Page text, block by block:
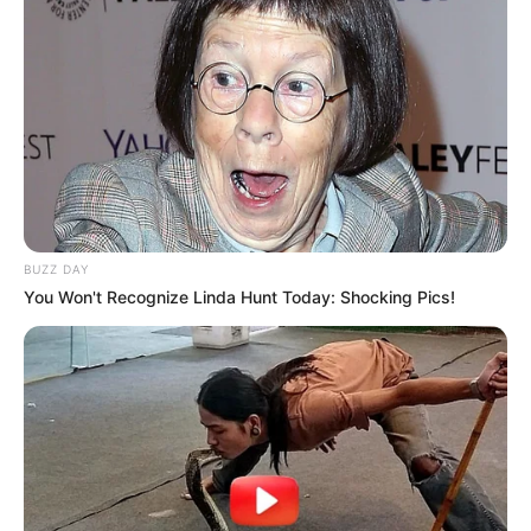
BUZZ DAY
You Won't Recognize Linda Hunt Today: Shocking Pics!